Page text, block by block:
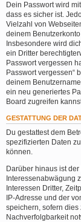
Dein Passwort wird
dass es sicher ist.
Vielzahl von
deinem
Insbesondere wird
ein Dritter
Passwort vergessen
Passwort vergessen“
deinem
ein neu generiertes
Board zugreifen
GESTATTUNG DER
Du gestattest dem
spezifizierten Daten
können.
Darüber hinaus ist
Interessenabwägung
Interessen Dritter,
IP-Adresse und der
speichern, sofern
Nachverfolgbarkeit